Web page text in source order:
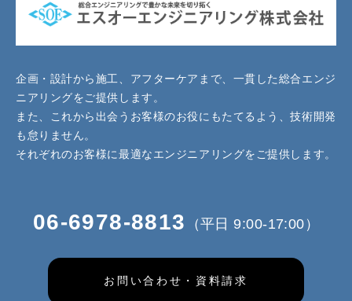
企画・設計から施工、アフターケアまで、一貫した総合エンジ
ニアリングをご提供します。
また、これから出会うお客様のお役にもたてるよう、技術開発
も怠りません。
それぞれのお客様に最適なエンジニアリングをご提供します。
06-6978-8813 （平日 9:00-17:00）
お問い合わせ・資料請求